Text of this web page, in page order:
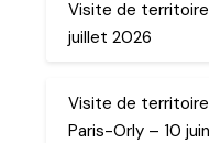
Visite de
juillet 2026
Visite de
Paris-Orly – 10